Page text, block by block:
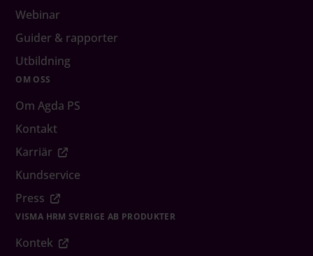
Webinar
Guider & rapporter
Utbildning
OM OSS
Om Agda PS
Kontakt
Karriär
Kundservice
Press
VISMA HRM SVERIGE AB PRODUKTER
Kontek